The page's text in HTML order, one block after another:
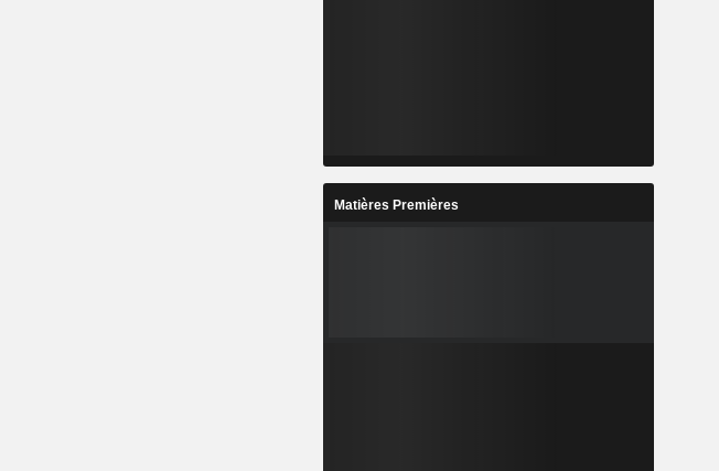
Matières Premières